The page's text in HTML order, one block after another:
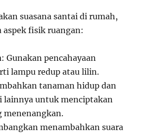
suasana santai di rumah,
fisik ruangan:
: Gunakan pencahayaan
lampu redup atau lilin.
tanaman hidup dan
lainnya untuk menciptakan
menenangkan.
menambahkan suara